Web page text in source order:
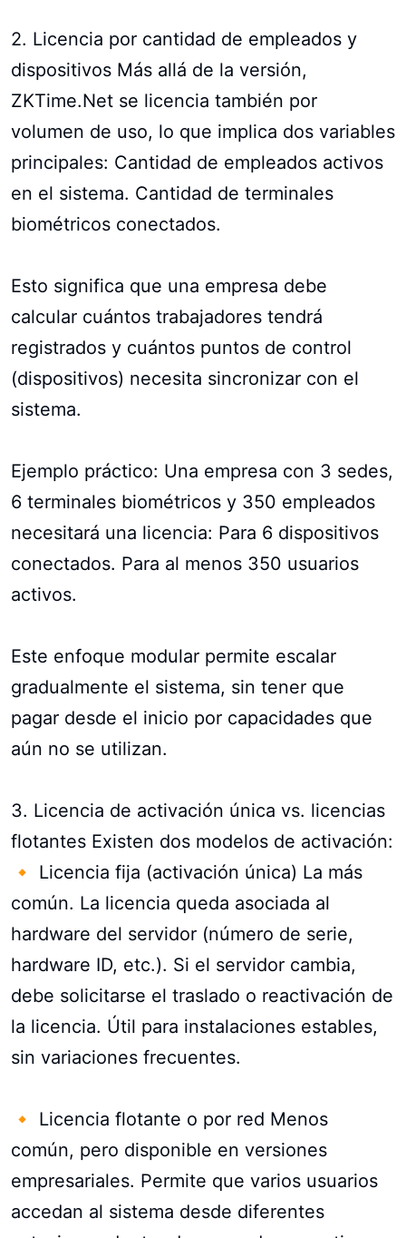
2. Licencia por cantidad de empleados y
dispositivos Más allá de la versión,
ZKTime.Net se licencia también por
volumen de uso, lo que implica dos variables
principales: Cantidad de empleados activos
en el sistema. Cantidad de terminales
biométricos conectados.
Esto significa que una empresa debe
calcular cuántos trabajadores tendrá
registrados y cuántos puntos de control
(dispositivos) necesita sincronizar con el
sistema.
Ejemplo práctico: Una empresa con 3 sedes,
6 terminales biométricos y 350 empleados
necesitará una licencia: Para 6 dispositivos
conectados. Para al menos 350 usuarios
activos.
Este enfoque modular permite escalar
gradualmente el sistema, sin tener que
pagar desde el inicio por capacidades que
aún no se utilizan.
3. Licencia de activación única vs. licencias
flotantes Existen dos modelos de activación:
🔸 Licencia fija (activación única) La más
común. La licencia queda asociada al
hardware del servidor (número de serie,
hardware ID, etc.). Si el servidor cambia,
debe solicitarse el traslado o reactivación de
la licencia. Útil para instalaciones estables,
sin variaciones frecuentes.
🔸 Licencia flotante o por red Menos
común, pero disponible en versiones
empresariales. Permite que varios usuarios
accedan al sistema desde diferentes